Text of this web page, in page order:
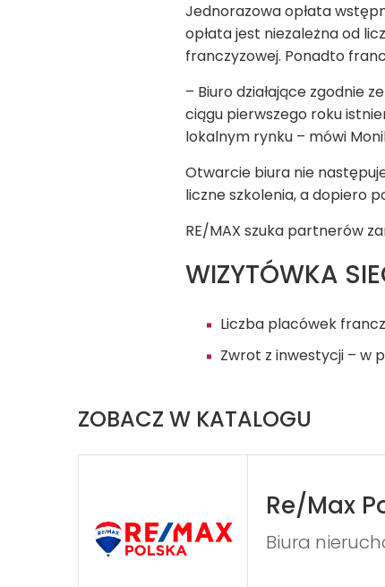
Jednorazowa opłata
opłata jest niezależna od
franczyzowej. Ponadto
– Biuro działające zgodnie
ciągu pierwszego roku
lokalnym rynku – mówi
Otwarcie biura nie
liczne szkolenia, a dopiero
RE/MAX szuka partnerów
WIZYTÓWKA
Liczba placówek
Zwrot z inwestycji – w
ZOBACZ W KATALOGU
Re/Max
Biura